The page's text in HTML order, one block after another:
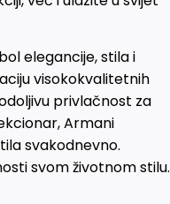
elegancije, stila i
visokokvalitetnih
privlačnost za
Armani
svakodnevno.
svom životnom stilu.